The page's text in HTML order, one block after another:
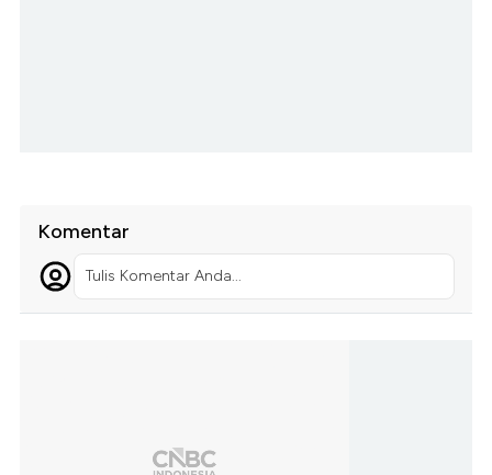
Komentar
Tulis Komentar Anda...